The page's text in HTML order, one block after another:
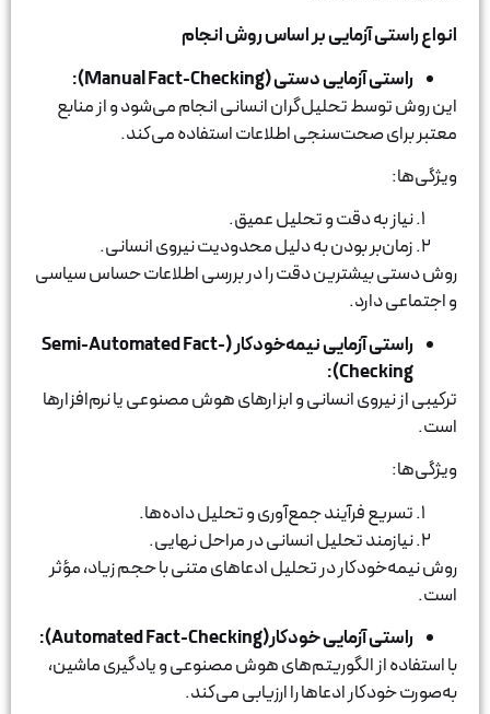
بر اساس روش انجام
دستی(Manual Fact-Checking):
تحلیل‌گران انسانی انجام می‌شود و از منابع
اطلاعات استفاده می‌کند.
دقت و تحلیل عمیق.
بودن به دلیل محدودیت نیروی انسانی.
دقت را در بررسی اطلاعات حساس سیاسی
نیمه‌خودکار (Semi-Automated Fact-
انسانی و ابزارهای هوش مصنوعی یا نرم‌افزارها
جمع‌آوری و تحلیل داده‌ها.
تحلیل انسانی در مراحل نهایی.
در تحلیل ادعاهای متنی با حجم زیاد، مؤثر
خودکار(Automated Fact-Checking)
:
الگوریتم‌های هوش مصنوعی و یادگیری ماشین،
ادعاها را ارزیابی می‌کند.